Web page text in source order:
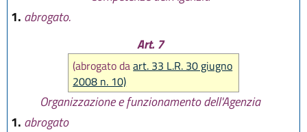
1. abrogato.
Art. 7
(abrogato daart. 33 L.R. 30 giugno
2008 n. 10)
Organizzazione e funzionamento dell'Agenzia
1. abrogato